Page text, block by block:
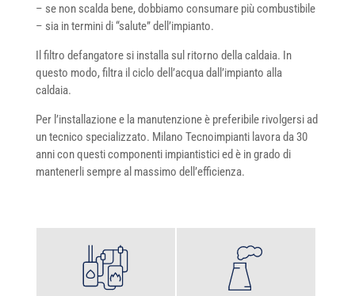
– se non scalda bene, dobbiamo consumare più combustibile
– sia in termini di “salute” dell’impianto.
Il filtro defangatore si installa sul ritorno della caldaia. In
questo modo, filtra il ciclo dell’acqua dall’impianto alla
caldaia.
Per l’installazione e la manutenzione è preferibile rivolgersi ad
un tecnico specializzato. Milano Tecnoimpianti lavora da 30
anni con questi componenti impiantistici ed è in grado di
mantenerli sempre al massimo dell’efficienza.